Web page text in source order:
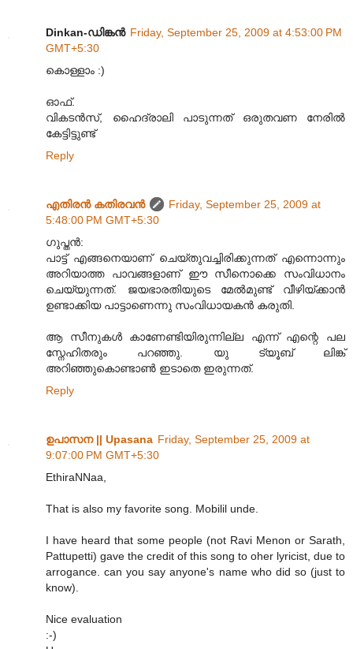
Dinkan-ഡിങ്കന്‍ Friday, September 25, 2009 at 4:53:00 PM
GMT+5:30
കൊള്ളാം :)
ഓഫ്.
വികടന്‍സ്, ഹൈദ്രാലി പാടുന്നത് ഒരുതവണ നേരില്‍
കേട്ടിട്ടുണ്ട്
Reply
എതിരന്‍ കതിരവന്‍
Friday, September 25, 2009 at
5:48:00 PM GMT+5:30
ഗുപ്തൻ:
പാട്ട് എങ്ങനെയാണ് ചെയ്തുവച്ചിരിക്കുന്നത് എന്നൊന്നും
അറിയാത്ത പാവങ്ങളാണ് ഈ സീനൊക്കെ സംവിധാനം
ചെയ്യുന്നത്. ജയഭാരതിയുടെ മേൽമുണ്ട് വീഴിയ്ക്കാൻ
ഉണ്ടാക്കിയ പാട്ടാണെന്നു സംവിധായകൻ കരുതി.
ആ സീനുകൾ കാണേണ്ടിയിരുന്നില്ല എന്ന് എന്റെ പല
സ്നേഹിതരും പറഞ്ഞു. യു ട്യൂബ് ലിങ്ക്
അറിഞ്ഞുകൊണ്ടാൺ ഇടാതെ ഇരുന്നത്.
Reply
ഉപാസന || Upasana Friday, September 25, 2009 at
9:07:00 PM GMT+5:30
EthiraNNaa,
That is also my favorite song. Mobilil unde.
I have heard that some people (not Ravi Menon or Sarath,
Pattupetti) gave the credit of this song to oher lyricist, due to
arrogance. can you say anyone's name who did so (just to
know).
Nice evaluation
:-)